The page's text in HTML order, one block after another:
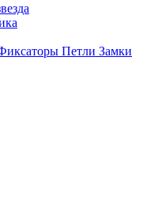
Петли Замки